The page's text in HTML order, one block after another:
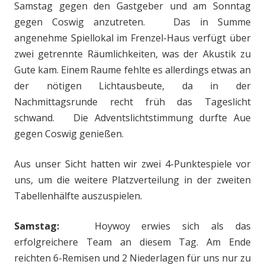
Samstag gegen den Gastgeber und am Sonntag
gegen Coswig anzutreten. Das in Summe
angenehme Spiellokal im Frenzel-Haus verfügt über
zwei getrennte Räumlichkeiten, was der Akustik zu
Gute kam. Einem Raume fehlte es allerdings etwas an
der nötigen Lichtausbeute, da in der
Nachmittagsrunde recht früh das Tageslicht
schwand. Die Adventslichtstimmung durfte Aue
gegen Coswig genießen.
Aus unser Sicht hatten wir zwei 4-Punktespiele vor
uns, um die weitere Platzverteilung in der zweiten
Tabellenhälfte auszuspielen.
Samstag: Hoywoy erwies sich als das
erfolgreichere Team an diesem Tag. Am Ende
reichten 6-Remisen und 2 Niederlagen für uns nur zu